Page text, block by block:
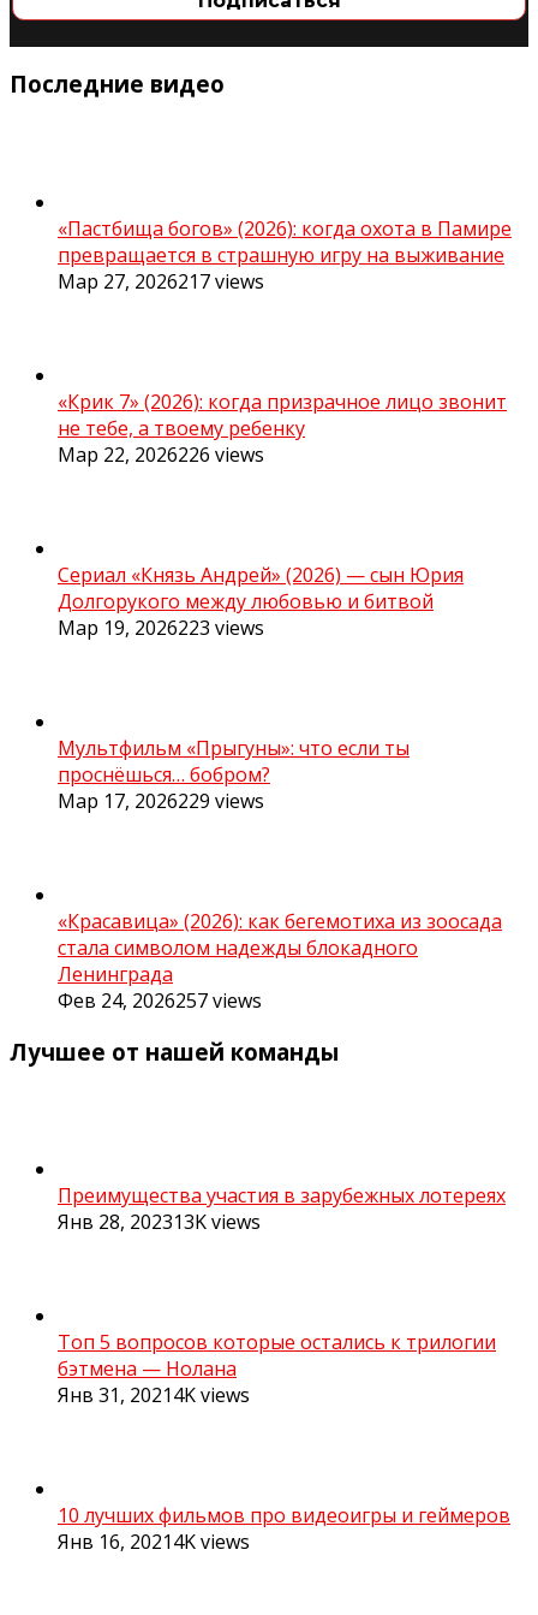
Последние видео
«Пастбища богов» (2026): когда охота в Памире
превращается в страшную игру на выживание
Мар 27, 2026217views
«Крик 7» (2026): когда призрачное лицо звонит
не тебе, а твоему ребенку
Мар 22, 2026226 views
Сериал «Князь Андрей» (2026) — сын Юрия
Долгорукого между любовью и битвой
Мар 19, 2026223 views
Мультфильм «Прыгуны»: что если ты
проснёшься… бобром?
Мар 17, 2026229 views
«Красавица» (2026): как бегемотиха из зоосада
стала символом надежды блокадного
Ленинграда
Фев 24, 2026257views
Лучшее от нашей команды
Преимущества участия в зарубежных лотереях
Янв 28, 202313Kviews
Топ 5 вопросов которые остались к трилогии
бэтмена — Нолана
Янв 31, 20214Kviews
10 лучших фильмов про видеоигры и геймеров
Янв 16, 20214Kviews